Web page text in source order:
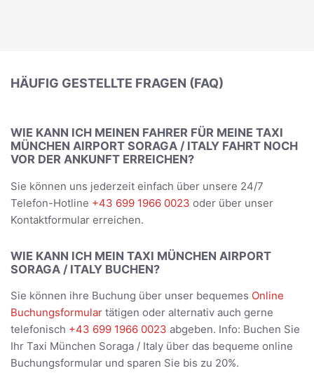
HÄUFIG GESTELLTE FRAGEN (FAQ)
WIE KANN ICH MEINEN FAHRER FÜR MEINE TAXI
MÜNCHEN AIRPORT SORAGA / ITALY FAHRT NOCH
VOR DER ANKUNFT ERREICHEN?
Sie können uns jederzeit einfach über unsere 24/7
Telefon-Hotline +43 699 1966 0023 oder über unser
Kontaktformular erreichen.
WIE KANN ICH MEIN TAXI MÜNCHEN AIRPORT
SORAGA / ITALY BUCHEN?
Sie können ihre Buchung über unser bequemes Online
Buchungsformular tätigen oder alternativ auch gerne
telefonisch +43 699 1966 0023 abgeben. Info: Buchen Sie
Ihr Taxi München Soraga / Italy über das bequeme online
Buchungsformular und sparen Sie bis zu 20%.